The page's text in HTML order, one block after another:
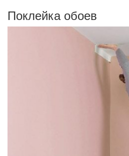
Поклейка обоев